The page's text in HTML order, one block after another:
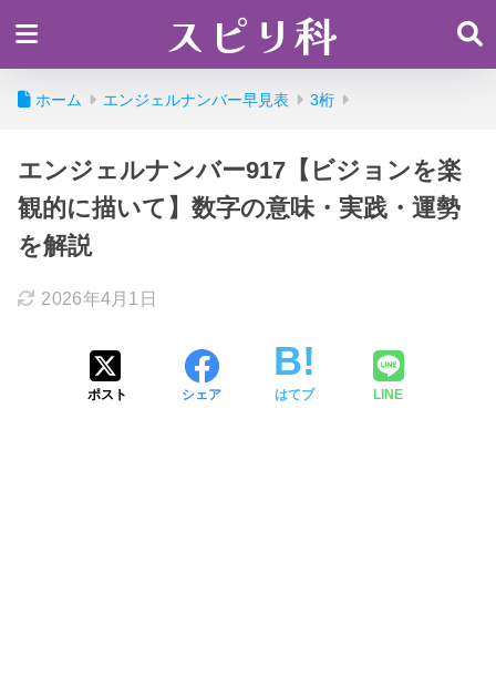
スピリ科
ホーム エンジェルナンバー早見表 3桁
エンジェルナンバー917【ビジョンを楽
観的に描いて】数字の意味・実践・運勢
を解説
2026年4月1日
ポスト シェア はてブ LINE